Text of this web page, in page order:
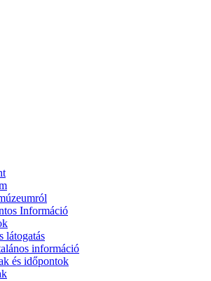
Információ
látogatás
információ
és időpontok